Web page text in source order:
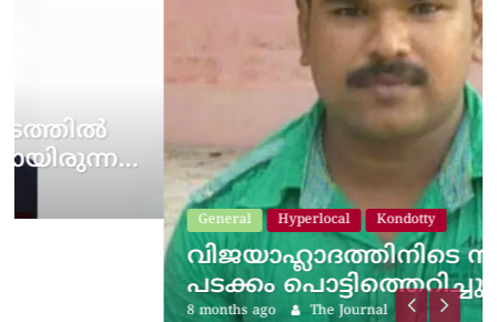
General Hyperlocal Kondotty
വിജയാഹ്ലാദത്തിനിടെ സ്കൂട്ടറിലെ
പടക്കം പൊട്ടിത്തെറിച്ചു;…
The Journal